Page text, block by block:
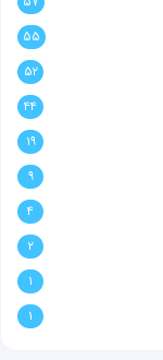
۵۵
۵۲
۴۴
۱۹
۹
۴
۲
۱
۱